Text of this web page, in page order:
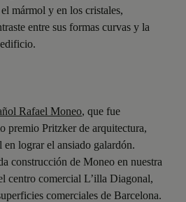
mármol y en los cristales,
entre sus formas curvas y la
Rafael Moneo, que fue
premio Pritzker de arquitectura,
en lograr el ansiado galardón.
construcción de Moneo en nuestra
centro comercial L’illa Diagonal,
comerciales de Barcelona.